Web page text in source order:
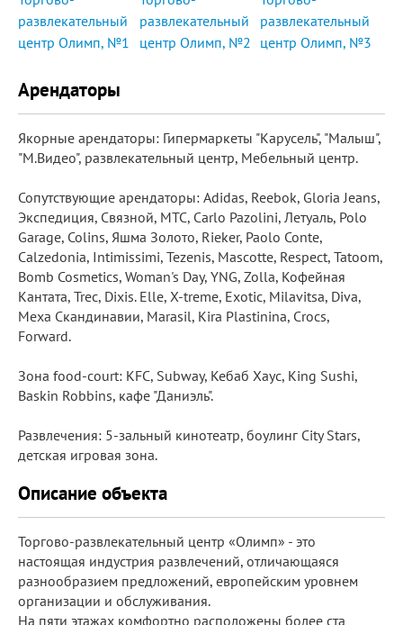
Арендаторы
Якорные арендаторы: Гипермаркеты "Карусель", "Малыш",
"М.Видео", развлекательный центр, Мебельный центр.
Сопутствующие арендаторы: Adidas, Reebok, Gloria Jeans,
Экспедиция, Связной, МТС, Carlo Pazolini, Летуаль, Polo
Garage, Colins, Яшма Золото, Rieker, Paolo Conte,
Calzedonia, Intimissimi, Tezenis, Mascotte, Respect, Tatoom,
Bomb Cosmetics, Woman's Day, YNG, Zolla, Кофейная
Кантата, Trec, Dixis. Elle, X-treme, Exotic, Milavitsa, Diva,
Меха Скандинавии, Marasil, Kira Plastinina, Crocs,
Forward.
Зона food-court: KFC, Subway, Кебаб Хаус, King Sushi,
Baskin Robbins, кафе "Даниэль".
Развлечения: 5-зальный кинотеатр, боулинг City Stars,
детская игровая зона.
Описание объекта
Торгово-развлекательный центр «Олимп» - это
настоящая индустрия развлечений, отличающаяся
разнообразием предложений, европейским уровнем
организации и обслуживания.
На пяти этажах комфортно расположены более ста